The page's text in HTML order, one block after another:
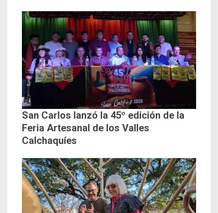
San Carlos lanzó la 45º edición de la
Feria Artesanal de los Valles
Calchaquíes